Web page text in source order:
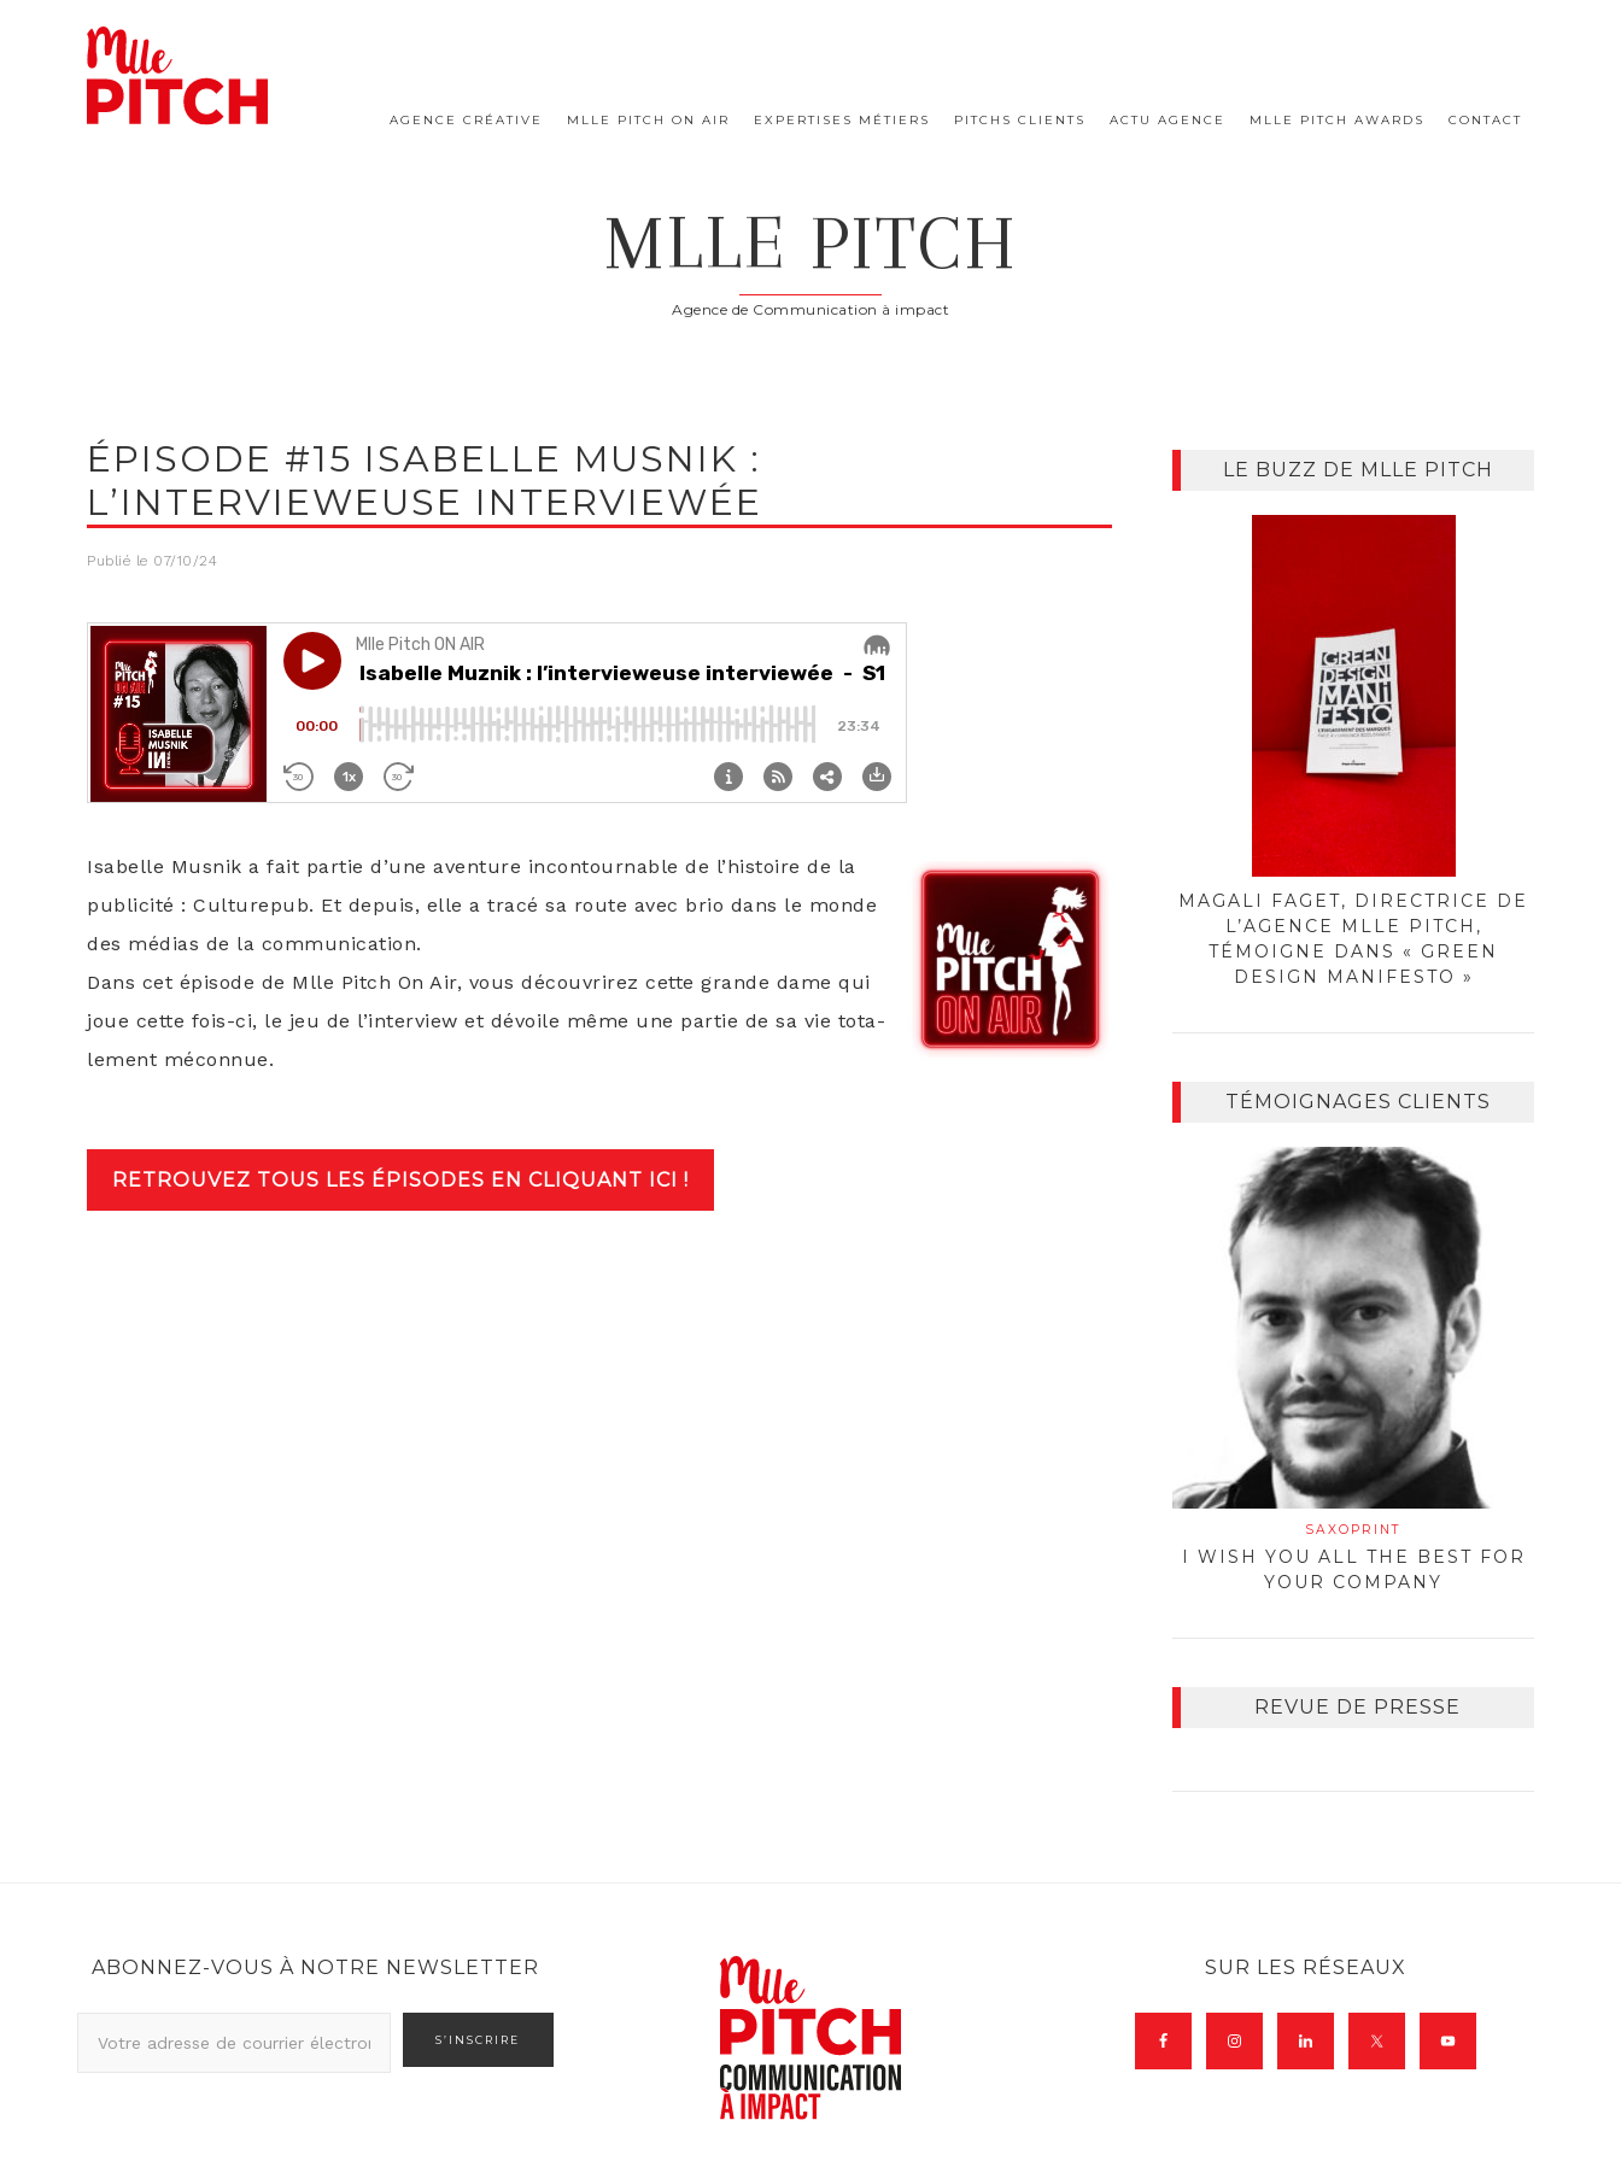
AGENCE CRÉATIVE MLLE PITCH ON AIR EXPERTISES MÉTIERS PITCHS CLIENTS ACTU AGENCE MLLE PITCH AWARDS CONTACT
MLLE PITCH
Agence de Communication à impact
ÉPISODE #15 ISABELLE MUSNIK :
L’INTERVIEWEUSE INTERVIEWÉE
Publié le 07/10/24
Isa­belle Mus­nik a fait par­tie d’une aven­ture incon­tour­nable de l’histoire de la
publi­ci­té : Cultu­re­pub. Et depuis, elle a tra­cé sa route avec brio dans le monde
des médias de la com­mu­ni­ca­tion.
Dans cet épi­sode de Mlle Pitch On Air, vous décou­vri­rez cette grande dame qui
joue cette fois-ci, le jeu de l’interview et dévoile même une par­tie de sa vie tota­
le­ment méconnue.
RETROU­VEZ TOUS LES ÉPI­SODES EN CLI­QUANT ICI !
LE BUZZ DE MLLE PITCH
MAGALI FAGET, DIRECTRICE DE
L’AGENCE MLLE PITCH,
TÉMOIGNE DANS « GREEN
DESIGN MANIFESTO »
TÉMOIGNAGES CLIENTS
SAXOPRINT
I WISH YOU ALL THE BEST FOR
YOUR COMPANY
REVUE DE PRESSE
ABONNEZ-VOUS À NOTRE NEWSLETTER SUR LES RÉSEAUX